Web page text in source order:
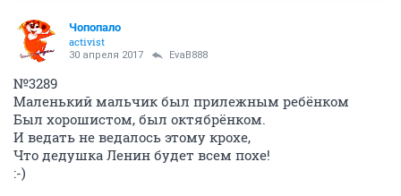
Чопопало
activist
30 апреля 2017 EvaB888
№3289
Маленький мальчик был прилежным ребёнком
Был хорошистом, был октябрёнком.
И ведать не ведалось этому крохе,
Что дедушка Ленин будет всем похе!
:-)